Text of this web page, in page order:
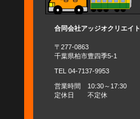
合同会社アッジオクリエイト
〒277-0863
千葉県柏市豊四季5-1
TEL 04-7137-9953
営業時間 10:30～17:30
定休日 不定休